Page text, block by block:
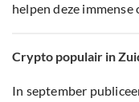
helpen deze
Crypto populair in
In september